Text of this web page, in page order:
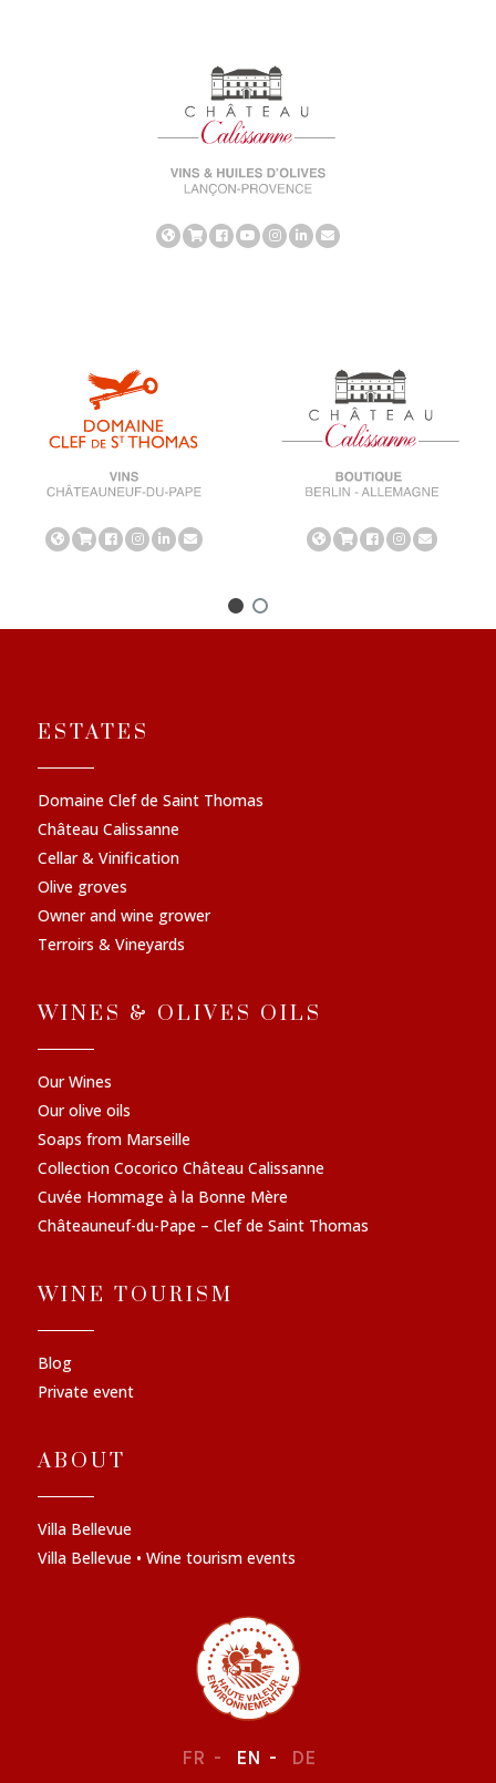
ESTATES
Domaine Clef de Saint Thomas
Château Calissanne
Cellar & Vinification
Olive groves
Owner and wine grower
Terroirs & Vineyards
WINES & OLIVES OILS
Our Wines
Our olive oils
Soaps from Marseille
Collection Cocorico Château Calissanne
Cuvée Hommage à la Bonne Mère
Châteauneuf-du-Pape – Clef de Saint Thomas
WINE TOURISM
Blog
Private event
ABOUT
Villa Bellevue
Villa Bellevue • Wine tourism events
FR EN DE